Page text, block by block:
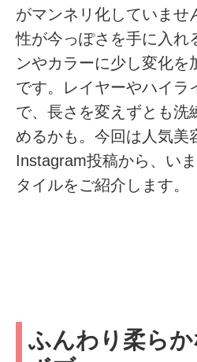
がマンネリ化していませ
性が今っぽさを手に入れ
ンやカラーに少し変化を
です。レイヤーやハイラ
で、長さを変えずとも洗
めるかも。今回は人気美
Instagram投稿から、い
タイルをご紹介します。
ふんわり柔らか